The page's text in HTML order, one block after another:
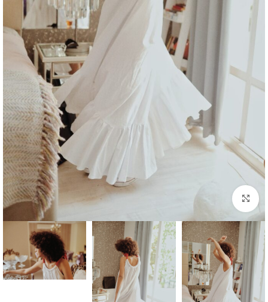
بزرگنمایی تصویر